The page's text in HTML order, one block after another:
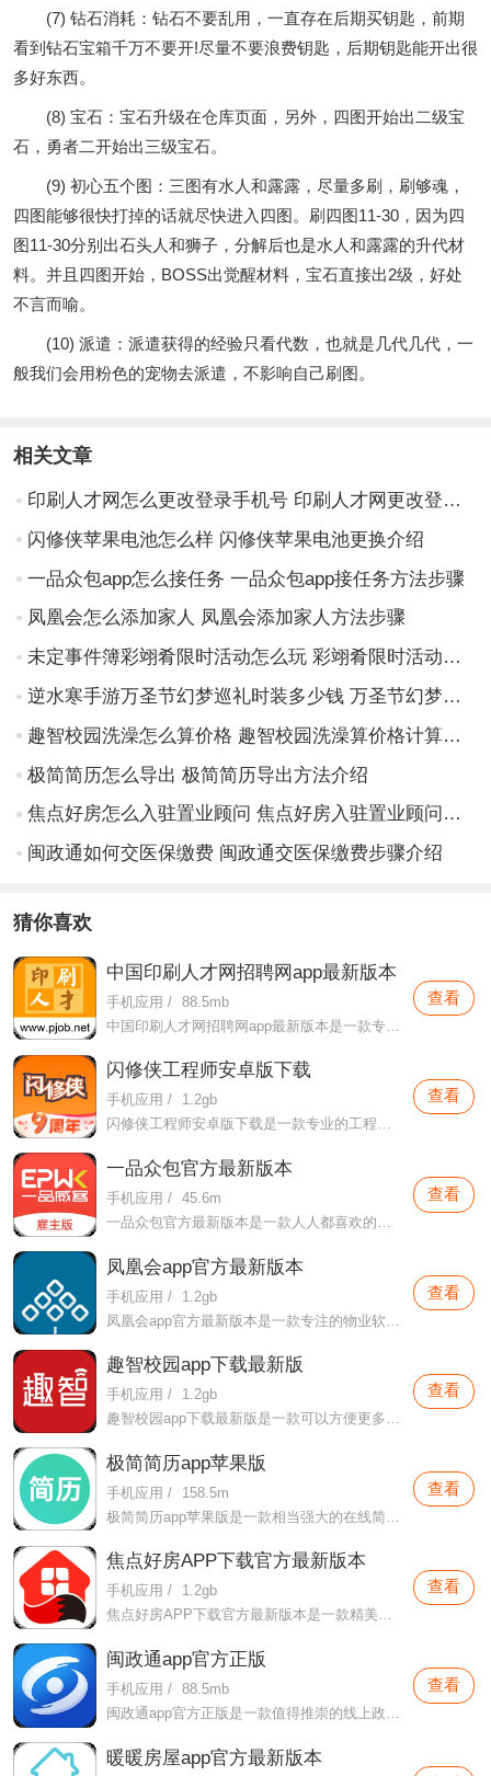
(7) 钻石消耗：钻石不要乱用，一直存在后期买钥匙，前期
看到钻石宝箱千万不要开!尽量不要浪费钥匙，后期钥匙能开出很
多好东西。
(8) 宝石：宝石升级在仓库页面，另外，四图开始出二级宝
石，勇者二开始出三级宝石。
(9) 初心五个图：三图有水人和露露，尽量多刷，刷够魂，
四图能够很快打掉的话就尽快进入四图。刷四图11-30，因为四
图11-30分别出石头人和狮子，分解后也是水人和露露的升代材
料。并且四图开始，BOSS出觉醒材料，宝石直接出2级，好处
不言而喻。
(10) 派遣：派遣获得的经验只看代数，也就是几代几代，一
般我们会用粉色的宠物去派遣，不影响自己刷图。
相关文章
印刷人才网怎么更改登录手机号 印刷人才网更改登录手机号方法步骤
闪修侠苹果电池怎么样 闪修侠苹果电池更换介绍
一品众包app怎么接任务 一品众包app接任务方法步骤
凤凰会怎么添加家人 凤凰会添加家人方法步骤
未定事件簿彩翊肴限时活动怎么玩 彩翊肴限时活动玩法介绍
逆水寒手游万圣节幻梦巡礼时装多少钱 万圣节幻梦巡礼时装分享介绍
趣智校园洗澡怎么算价格 趣智校园洗澡算价格计算方法介绍
极简简历怎么导出 极简简历导出方法介绍
焦点好房怎么入驻置业顾问 焦点好房入驻置业顾问方法步骤
闽政通如何交医保缴费 闽政通交医保缴费步骤介绍
猜你喜欢
中国印刷人才网招聘网app最新版本
手机应用 / 88.5mb
中国印刷人才网招聘网app最新版本是一款专门针对需要印刷岗位行业开发的招聘软件，本软件这里可以为用户们提供更加丰富的岗位和职位，还有各种适合的面试话术等，让专业的印刷人才可以找到专业的印刷岗位上班。
查看
闪修侠工程师安卓版下载
手机应用 /
1.2gb
闪修侠工程师安卓版下载是一款专业的工程维修软件，在本软件这里用户们可以实现一键下单，用户们想下单的方式这款软件这里都可以提供给用户们，并且这里所提供的工程师都是专业的工程师，
查看
一品众包官方最新版本
手机应用 / 45.6m
一品众包官方最新版本是一款人人都喜欢的掌上软件，这里有各种人才推荐，保证用户们的用人服务，不会有任何的延误。
查看
凤凰会app官方最新版本
手机应用 /
1.2gb
凤凰会app官方最新版本是一款专注的物业软件，这款软件专门针对碧桂园用户们打造的，用户们可以在这款软件这里进行各种物业服务，像是各种园林门禁的制作，各种物业功能的查询等。
查看
趣智校园app下载最新版
手机应用 /
1.2gb
趣智校园app下载最新版是一款可以方便更多用户们在这里完成自己校园生活的辅助软件，本软件这里可以为用户们提供更加丰富的水资源用水查询软件，更好的帮助用户们在本软件这里享受属于自己的用水情况。
查看
极简简历app苹果版
手机应用 /
158.5m
查看
焦点好房APP下载官方最新版本
手机应用 /
1.2gb
焦点好房APP下载官方最新版本是一款精美专业的购房软件，市面上的开发商都会在本软件中合理上架自己所开发的房产，旨在更好的为自己所开发的商品进行销售。
查看
闽政通app官方正版
手机应用 / 88.5mb
闽政通app官方正版是一款值得推崇的线上政务办理大厅，在本软件这里可以很好的享受本软件所提供的各种在线办理业务的方法，极大的帮助了用户们在这款软件这里享受的各种政务问题。
查看
暖暖房屋app官方最新版本